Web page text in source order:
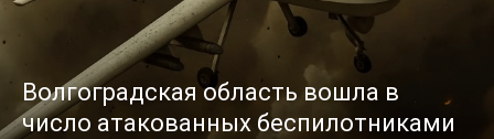
Волгоградская область вошла в
число атакованных беспилотниками